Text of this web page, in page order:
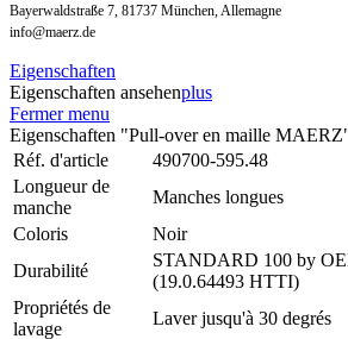
Bayerwaldstraße 7, 81737 München, Allemagne
info@maerz.de
Eigenschaften
Eigenschaften ansehenplus
Fermer menu
Eigenschaften "Pull-over en maille
Réf. d'article
490700-595.48
Longueur de
manche
Manches longues
Coloris
Noir
Durabilité
STANDARD 100 by
(19.0.64493 HTTI)
Propriétés de
lavage
Laver jusqu'à 30 degrés